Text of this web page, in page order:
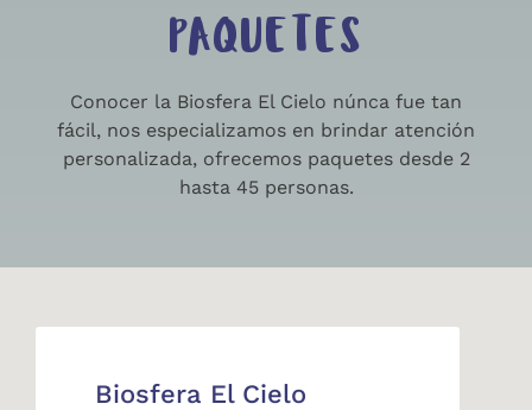
PAQUETES
Conocer la Biosfera El Cielo núnca fue tan
fácil, nos especializamos en brindar atención
personalizada, ofrecemos paquetes desde 2
hasta 45 personas.
Biosfera El Cielo